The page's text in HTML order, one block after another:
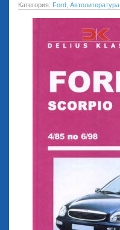
Категория: Ford Автолитература